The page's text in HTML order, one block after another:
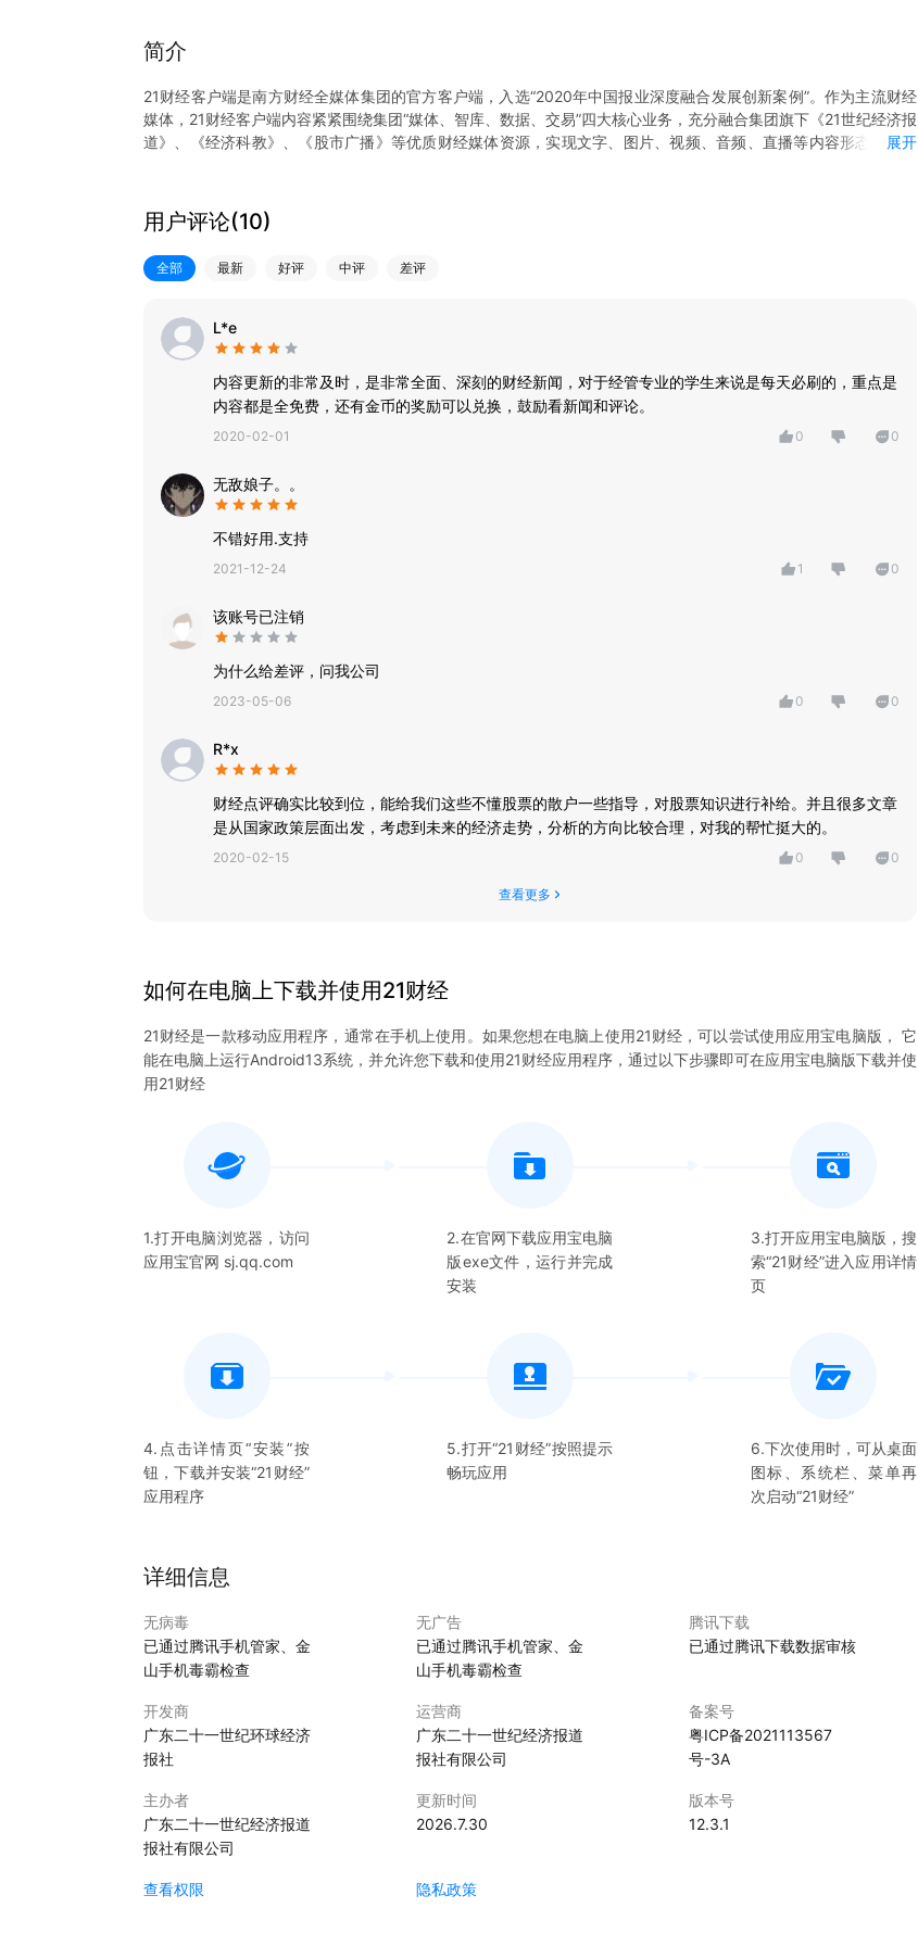
简介
21财经客户端是南方财经全媒体集团的官方客户端，入选“2020年中国报业深度融合发展创新案例”。作为主流财经
媒体，21财经客户端内容紧紧围绕集团“媒体、智库、数据、交易”四大核心业务，充分融合集团旗下《21世纪经济报
道》、《经济科教》、《股市广播》等优质财经媒体资源，实现文字、图片、视频、音频、直播等内容形态的全覆
【聚焦财经热点】
这里有重要财经事件的深度解读，助你掌握每个重大拐点；这里有资本市场的起伏跌宕，让你洞悉各个趋势投资机
会；这里有时政新闻的专业评论，为你解析经济时局变化；这里有全球产业发展的趋势分析，让你及时了解产业发
【南财号】
权威经济学家、知名首席分析师、专家学者入驻，聚焦未来经济形势预判，对重磅财经事件进行解读，与你分享投
【7x24快讯】
快讯7x24小时不间断提供资讯、股票、理财、债券等信息。
展开
用户评论(10)
全部 最新 好评 中评 差评
L*e
内容更新的非常及时，是非常全面、深刻的财经新闻，对于经管专业的学生来说是每天必刷的，重点是
内容都是全免费，还有金币的奖励可以兑换，鼓励看新闻和评论。
2020-02-01 0 0
无敌娘子。。
不错好用.支持
2021-12-24 1 0
该账号已注销
为什么给差评，问我公司
2023-05-06 0 0
R*x
财经点评确实比较到位，能给我们这些不懂股票的散户一些指导，对股票知识进行补给。并且很多文章
是从国家政策层面出发，考虑到未来的经济走势，分析的方向比较合理，对我的帮忙挺大的。
2020-02-15 0 0
查看更多
如何在电脑上下载并使用21财经
21财经是一款移动应用程序，通常在手机上使用。如果您想在电脑上使用21财经 ，可以尝试使用应用宝电脑版， 它
能在电脑上运行Android13系统，并允许您下载和使用21财经应用程序，通过以下步骤即可在应用宝电脑版下载并使
用21财经
1.打开电脑浏览器，访问
应用宝官网 sj.qq.com
2.在官网下载应用宝电脑
版exe文件，运行并完成
安装
3.打开应用宝电脑版，搜
索“21财经”进入应用详情
页
4.点击详情页“安装”按
钮，下载并安装“21财经”
应用程序
5.打开“21财经”按照提示
畅玩应用
6.下次使用时，可从桌面
图标、系统栏、菜单再
次启动“21财经”
详细信息
无病毒
已通过腾讯手机管家、金
山手机毒霸检查
无广告
已通过腾讯手机管家、金
山手机毒霸检查
腾讯下载
已通过腾讯下载数据审核
开发商
广东二十一世纪环球经济
报社
运营商
广东二十一世纪经济报道
报社有限公司
备案号
粤ICP备2021113567
号-3A
主办者
广东二十一世纪经济报道
报社有限公司
更新时间
2026.7.30
版本号
12.3.1
查看权限 隐私政策